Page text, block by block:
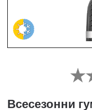
Всесезонни